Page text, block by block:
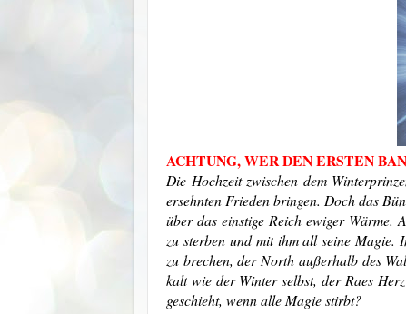
ACHTUNG, WER DEN ERSTEN
Die Hochzeit zwischen dem
ersehnten Frieden bringen. Doch das
über das einstige Reich ewiger Wärme.
zu sterben und mit ihm all seine Magie.
zu brechen, der North außerhalb des
kalt wie der Winter selbst, der Raes
geschieht, wenn alle Magie stirbt?